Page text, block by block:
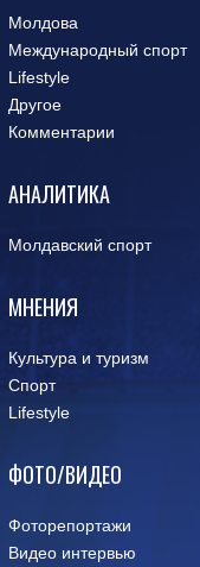
Молдова
Международный спорт
Lifestyle
Другое
Комментарии
АНАЛИТИКА
Молдавский спорт
МНЕНИЯ
Культура и туризм
Спорт
Lifestyle
ФОТО/ВИДЕО
Фоторепортажи
Видео интервью